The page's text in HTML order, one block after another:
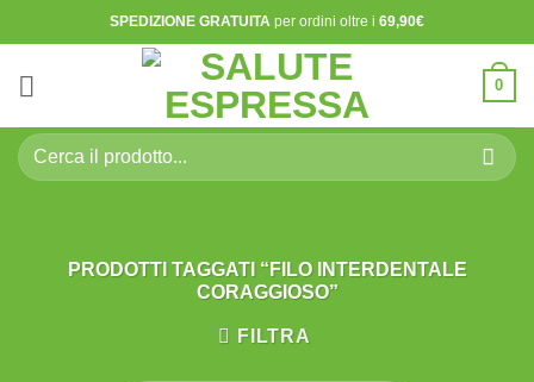
ai
contenuti
SPEDIZIONE GRATUITA per ordini oltre i 69,90€
0
Cerca:
PRODOTTI TAGGATI “FILO INTERDENTALE
CORAGGIOSO”
FILTRA